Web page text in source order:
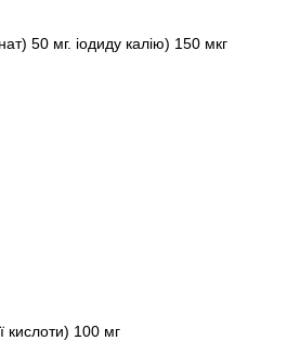
50 мг. іодиду калію) 150 мкг
кислоти) 100 мг